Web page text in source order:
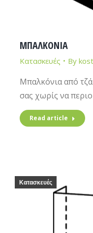
ΜΠΑΛΚΟΝΙΑ
Κατασκευές By
Μπαλκόνια από
σας χωρίς να
Read article
Κατασκευές